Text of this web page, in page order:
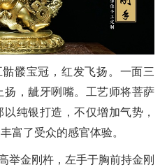
髅宝冠，红发飞扬。一面三
扬，龇牙咧嘴。工艺师将菩萨
纯银打造，不仅增加气势，
富了受众的感官体验。
举金刚杵，左手于胸前持金刚